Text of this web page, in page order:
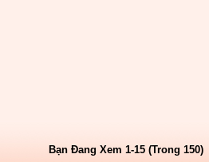
Bạn Đang Xem 1-15 (Trong 150)